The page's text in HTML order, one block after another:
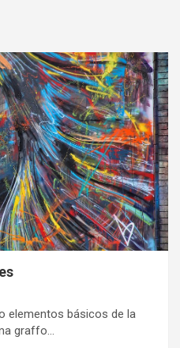
elementos básicos de la
graffo…